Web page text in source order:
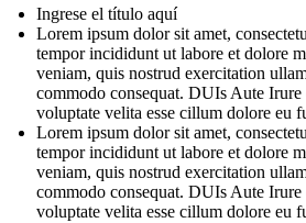
Ingrese el título aquí
Lorem ipsum dolor sit amet,
tempor incididunt ut labore et dolore
veniam, quis nostrud exercitation
commodo consequat. DUIs Aute Irure
voluptate velita esse cillum dolore eu
Lorem ipsum dolor sit amet,
tempor incididunt ut labore et dolore
veniam, quis nostrud exercitation
commodo consequat. DUIs Aute Irure
voluptate velita esse cillum dolore eu